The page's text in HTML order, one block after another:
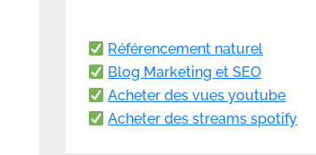
Référencement naturel
Blog Marketing et SEO
Acheter des vues youtube
Acheter des streams spotify